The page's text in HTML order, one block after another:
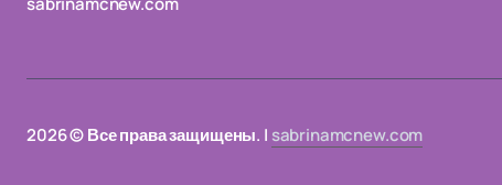
2026 © Все права защищены. | sabrinamcnew.com